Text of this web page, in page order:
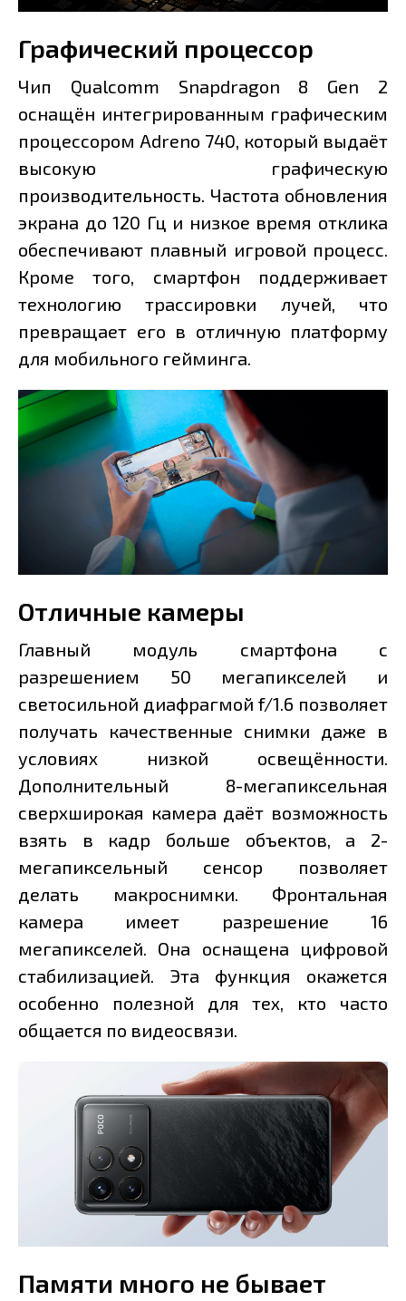
Графический процессор
Чип Qualcomm Snapdragon 8 Gen 2
оснащён интегрированным графическим
процессором Adreno 740, который выдаёт
высокую графическую
производительность. Частота обновления
экрана до 120 Гц и низкое время отклика
обеспечивают плавный игровой процесс.
Кроме того, смартфон поддерживает
технологию трассировки лучей, что
превращает его в отличную платформу
для мобильного гейминга.
Отличные камеры
Главный модуль смартфона с
разрешением 50 мегапикселей и
светосильной диафрагмой f/1.6 позволяет
получать качественные снимки даже в
условиях низкой освещённости.
Дополнительный 8-мегапиксельная
сверхширокая камера даёт возможность
взять в кадр больше объектов, а 2-
мегапиксельный сенсор позволяет
делать макроснимки. Фронтальная
камера имеет разрешение 16
мегапикселей. Она оснащена цифровой
стабилизацией. Эта функция окажется
особенно полезной для тех, кто часто
общается по видеосвязи.
Памяти много не бывает